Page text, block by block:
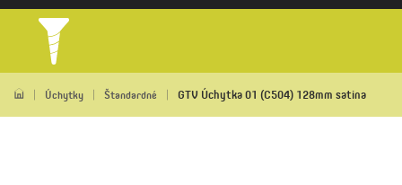
Úchytky Štandardné GTV Úchytka 01 (C504) 128mm satina